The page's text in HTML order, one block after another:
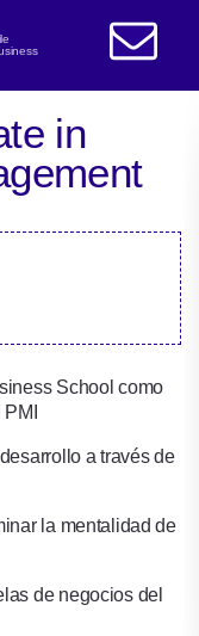
in
School como
a través de
la mentalidad de
de negocios del